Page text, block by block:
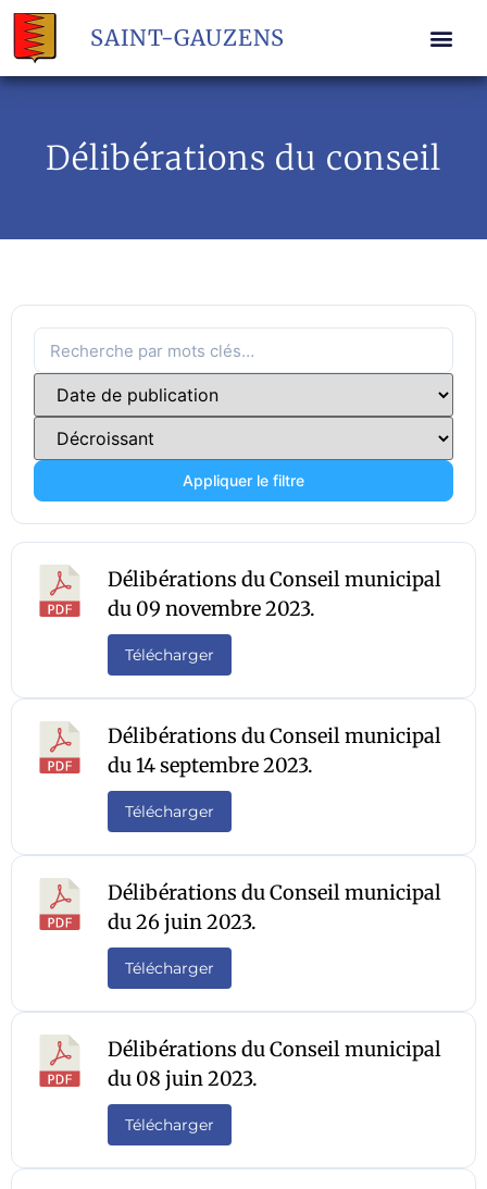
SAINT-GAUZENS
Délibérations du conseil
Appliquer le filtre
Délibérations du Conseil municipal
du 09 novembre 2023.
Télécharger
Délibérations du Conseil municipal
du 14 septembre 2023.
Télécharger
Délibérations du Conseil municipal
du 26 juin 2023.
Télécharger
Délibérations du Conseil municipal
du 08 juin 2023.
Télécharger